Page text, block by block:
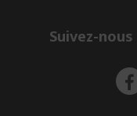
Suivez-